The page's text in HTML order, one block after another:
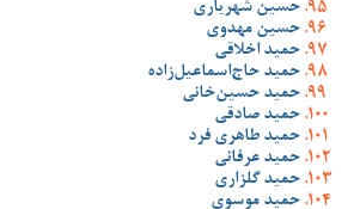
حسین شهریاری
حسین مهدوی
حمید اخلاقی
حمید حاج‌اسماعیل‌زاده
حمید حسین‌خانی
حمید صادقی
حمید طاهری فرد
حمید عرفانی
حمید گلزاری
حمید موسوی